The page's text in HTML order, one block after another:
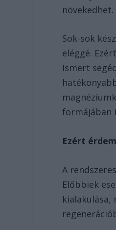
növekedhet.
Sok-sok
eléggé.
Ismert
formájában
Ezért
A
Előbbiek
kialakulása,